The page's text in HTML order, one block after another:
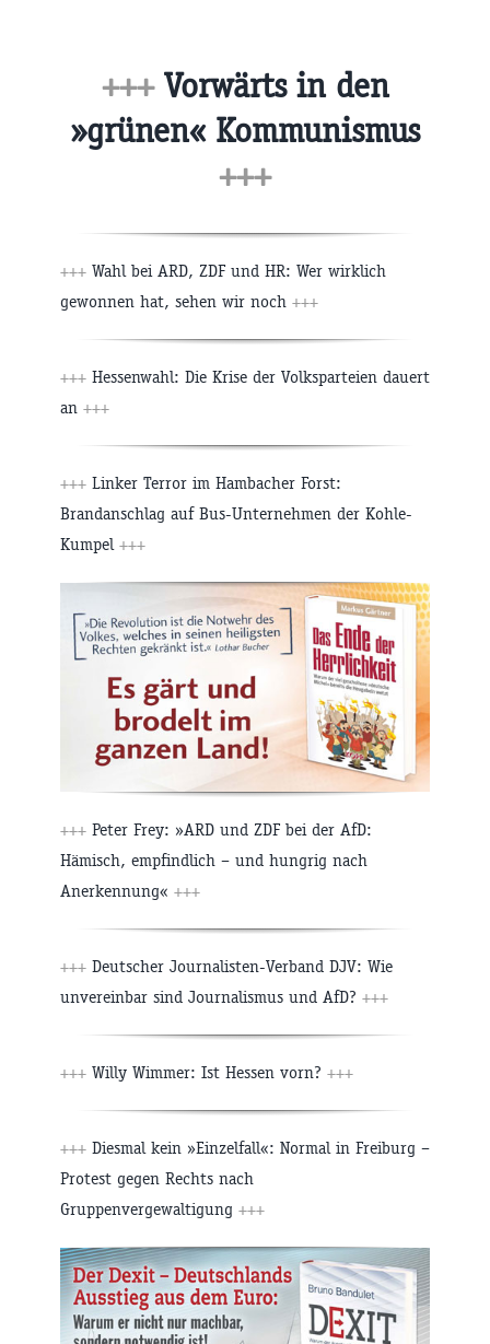
+++ Vorwärts in den
»grünen« Kommunismus
+++
+++ Wahl bei ARD, ZDF und HR: Wer wirklich
gewonnen hat, sehen wir noch +++
+++ Hessenwahl: Die Krise der Volksparteien dauert
an +++
+++ Linker Terror im Hambacher Forst:
Brandanschlag auf Bus-Unternehmen der Kohle-
Kumpel +++
+++ Peter Frey: »ARD und ZDF bei der AfD:
Hämisch, empfindlich – und hungrig nach
Anerkennung« +++
+++ Deutscher Journalisten-Verband DJV: Wie
unvereinbar sind Journalismus und AfD? +++
+++ Willy Wimmer: Ist Hessen vorn? +++
+++ Diesmal kein »Einzelfall«: Normal in Freiburg –
Protest gegen Rechts nach
Gruppenvergewaltigung +++